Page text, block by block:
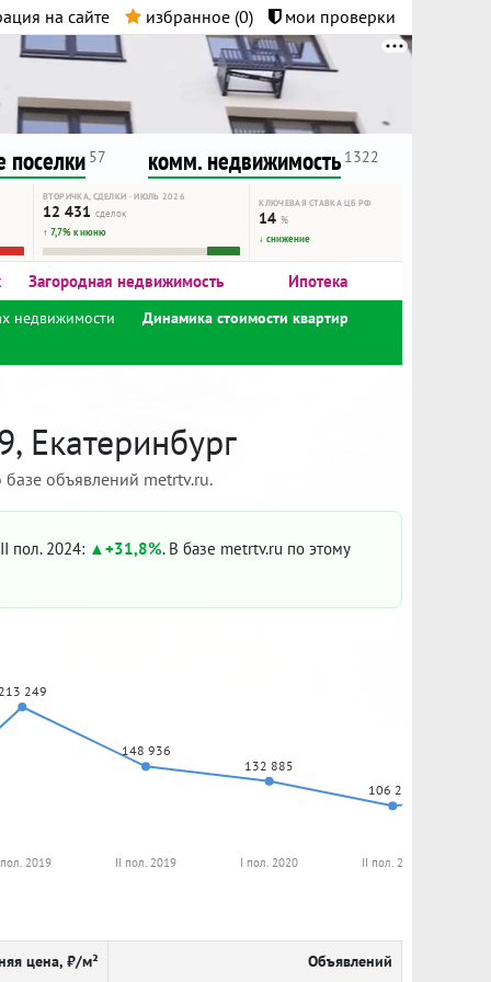
на сайте избранное (0) мои проверки
поселки 57 комм. недвижимость 1322
ВТОРИЧКА, СДЕЛКИ · ИЮЛЬ 2026
12 431 сделок
↑ 7,7% к июню
КЛЮЧЕВАЯ СТАВКА ЦБ РФ
14%
↓ снижение
Загородная недвижимость Ипотека
недвижимости Динамика стоимости квартир
Екатеринбург
объявлений metrtv.ru.
пол. 2024: +31,8%. В базе metrtv.ru по этому
249
148 936
132 885
106 250
2019 II пол. 2019 I пол. 2020 II пол. 2020
цена, ₽/м² Объявлений